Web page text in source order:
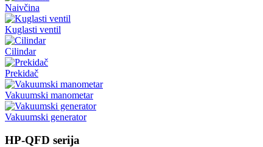
Naivčina
Kuglasti ventil
Cilindar
Prekidač
Vakuumski manometar
Vakuumski generator
HP-QFD serija